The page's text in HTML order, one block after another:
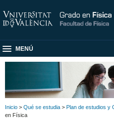
MENÚ
Inicio > Qué se estudia > Plan de estudios y
en Física